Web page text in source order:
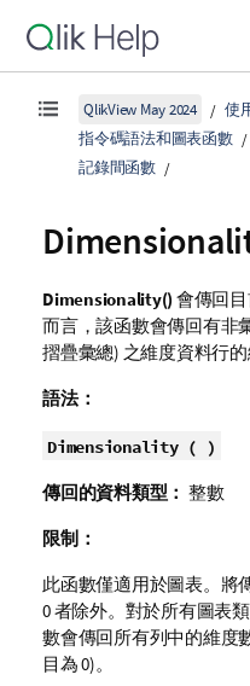
QlikView May 2024
使
指令碼語法和圖表函數
記錄間函數
Dimensionality() 會傳回
而言，該函數會傳回有非
摺疊彙總) 之維度資料行的
語法：
Dimensionality ( )
傳回的資料類型： 整數
限制：
此函數僅適用於圖表。將
0 者除外。對於所有圖表
數會傳回所有列中的維度
目為 0)。